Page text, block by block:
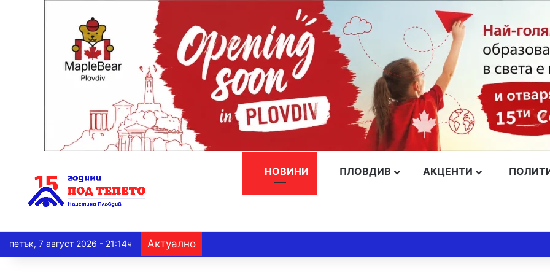
НОВИНИ ПЛОВДИВ АКЦЕНТИ
петък, 7 август 2026 - 21:14ч Актуално